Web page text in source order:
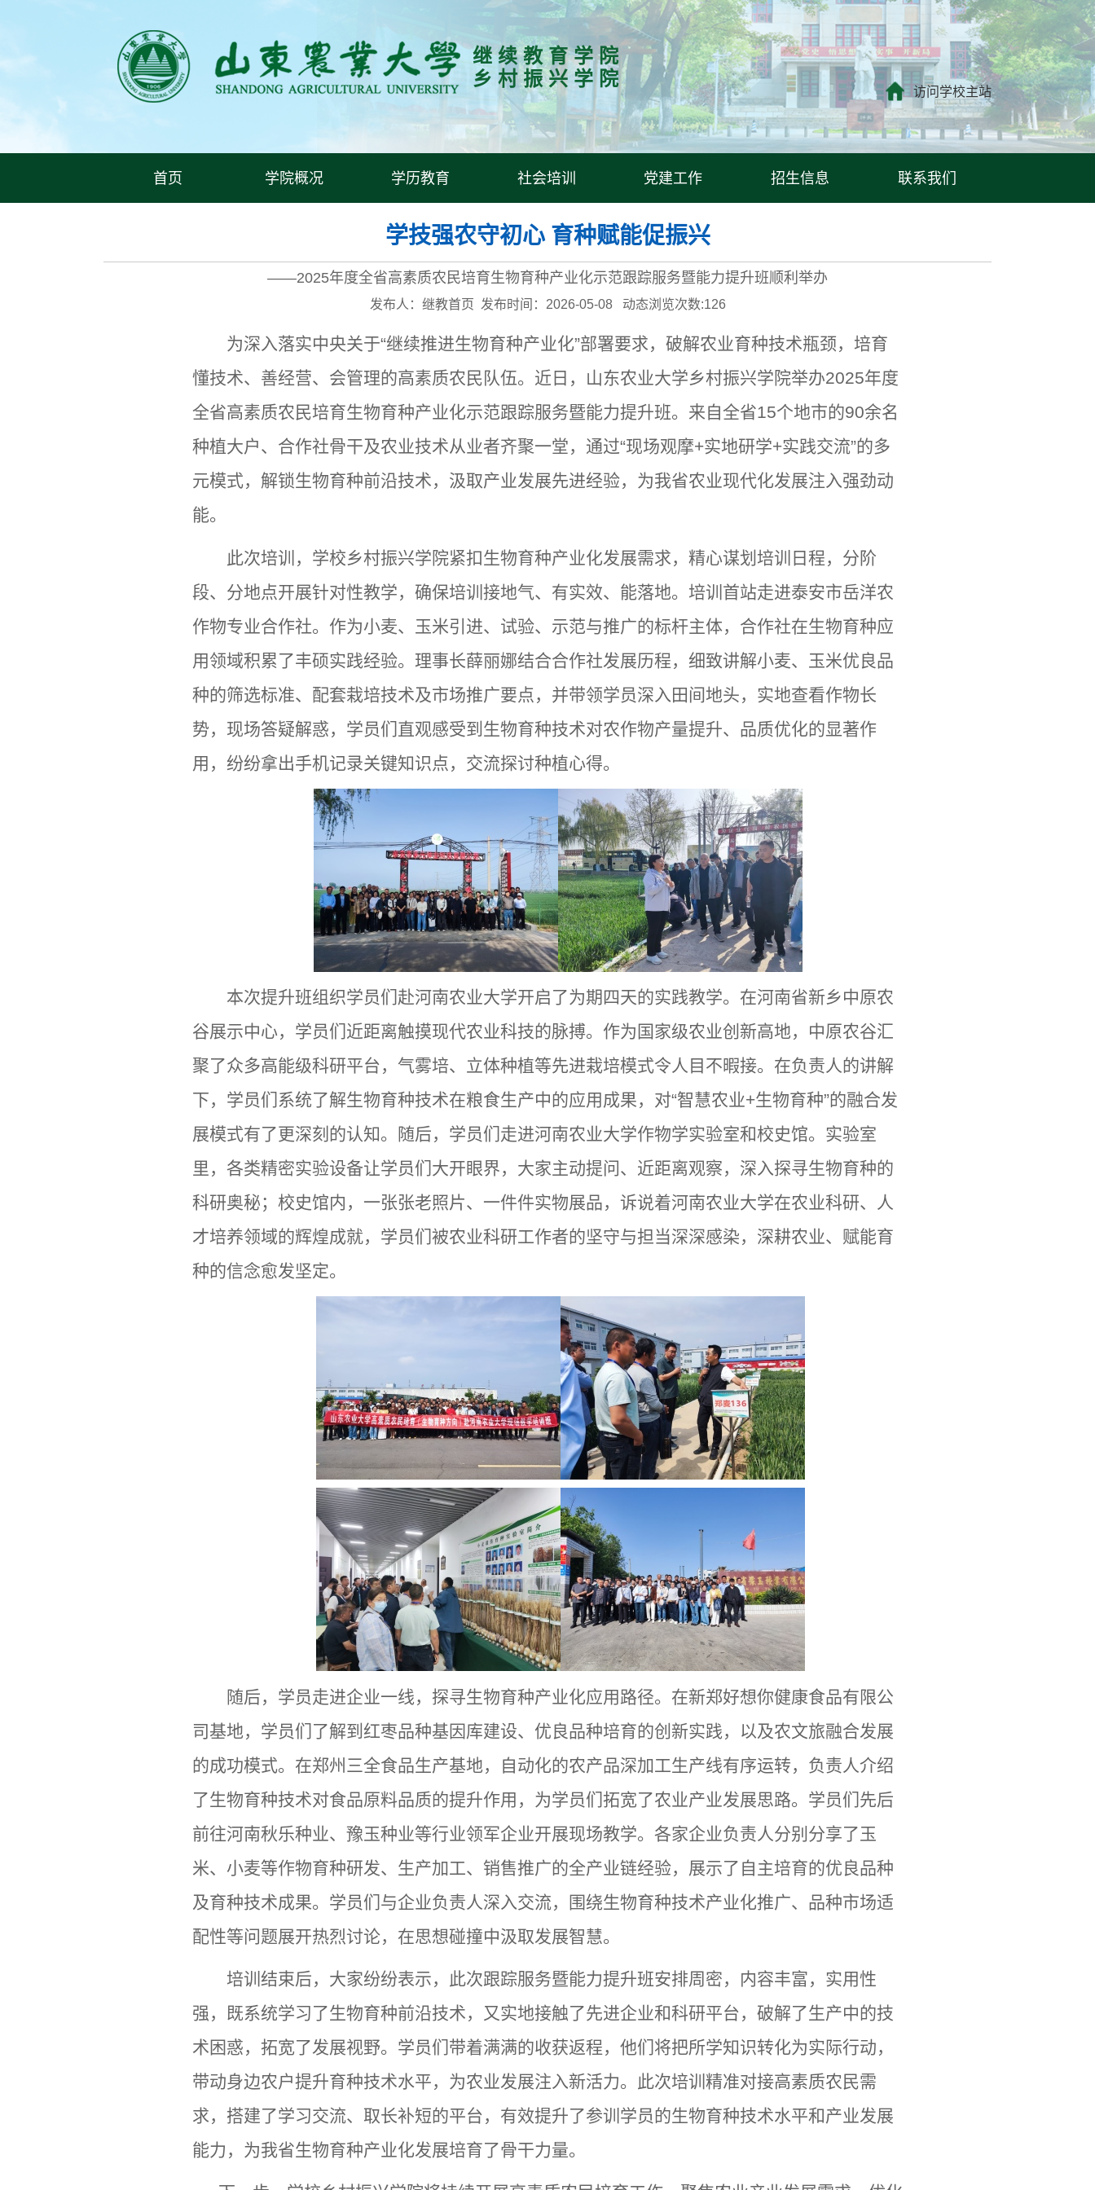
继 续 教 育 学 院
乡 村 振 兴 学 院
访问学校主站
首页 学院概况 学历教育 社会培训 党建工作 招生信息 联系我们
学技强农守初心 育种赋能促振兴
——2025年度全省高素质农民培育生物育种产业化示范跟踪服务暨能力提升班顺利举办
发布人：继教首页 发布时间：2026-05-08 动态浏览次数:126
为深入落实中央关于“继续推进生物育种产业化”部署要求，破解农业育种技术瓶颈，培育
懂技术、善经营、会管理的高素质农民队伍。近日，山东农业大学乡村振兴学院举办2025年度
全省高素质农民培育生物育种产业化示范跟踪服务暨能力提升班。来自全省15个地市的90余名
种植大户、合作社骨干及农业技术从业者齐聚一堂，通过“现场观摩+实地研学+实践交流”的多
元模式，解锁生物育种前沿技术，汲取产业发展先进经验，为我省农业现代化发展注入强劲动
能。
此次培训，学校乡村振兴学院紧扣生物育种产业化发展需求，精心谋划培训日程，分阶
段、分地点开展针对性教学，确保培训接地气、有实效、能落地。培训首站走进泰安市岳洋农
作物专业合作社。作为小麦、玉米引进、试验、示范与推广的标杆主体，合作社在生物育种应
用领域积累了丰硕实践经验。理事长薛丽娜结合合作社发展历程，细致讲解小麦、玉米优良品
种的筛选标准、配套栽培技术及市场推广要点，并带领学员深入田间地头，实地查看作物长
势，现场答疑解惑，学员们直观感受到生物育种技术对农作物产量提升、品质优化的显著作
用，纷纷拿出手机记录关键知识点，交流探讨种植心得。
本次提升班组织学员们赴河南农业大学开启了为期四天的实践教学。在河南省新乡中原农
谷展示中心，学员们近距离触摸现代农业科技的脉搏。作为国家级农业创新高地，中原农谷汇
聚了众多高能级科研平台，气雾培、立体种植等先进栽培模式令人目不暇接。在负责人的讲解
下，学员们系统了解生物育种技术在粮食生产中的应用成果，对“智慧农业+生物育种”的融合发
展模式有了更深刻的认知。随后，学员们走进河南农业大学作物学实验室和校史馆。实验室
里，各类精密实验设备让学员们大开眼界，大家主动提问、近距离观察，深入探寻生物育种的
科研奥秘；校史馆内，一张张老照片、一件件实物展品，诉说着河南农业大学在农业科研、人
才培养领域的辉煌成就，学员们被农业科研工作者的坚守与担当深深感染，深耕农业、赋能育
种的信念愈发坚定。
随后，学员走进企业一线，探寻生物育种产业化应用路径。在新郑好想你健康食品有限公
司基地，学员们了解到红枣品种基因库建设、优良品种培育的创新实践，以及农文旅融合发展
的成功模式。在郑州三全食品生产基地，自动化的农产品深加工生产线有序运转，负责人介绍
了生物育种技术对食品原料品质的提升作用，为学员们拓宽了农业产业发展思路。学员们先后
前往河南秋乐种业、豫玉种业等行业领军企业开展现场教学。各家企业负责人分别分享了玉
米、小麦等作物育种研发、生产加工、销售推广的全产业链经验，展示了自主培育的优良品种
及育种技术成果。学员们与企业负责人深入交流，围绕生物育种技术产业化推广、品种市场适
配性等问题展开热烈讨论，在思想碰撞中汲取发展智慧。
培训结束后，大家纷纷表示，此次跟踪服务暨能力提升班安排周密，内容丰富，实用性
强，既系统学习了生物育种前沿技术，又实地接触了先进企业和科研平台，破解了生产中的技
术困惑，拓宽了发展视野。学员们带着满满的收获返程，他们将把所学知识转化为实际行动，
带动身边农户提升育种技术水平，为农业发展注入新活力。此次培训精准对接高素质农民需
求，搭建了学习交流、取长补短的平台，有效提升了参训学员的生物育种技术水平和产业发展
能力，为我省生物育种产业化发展培育了骨干力量。